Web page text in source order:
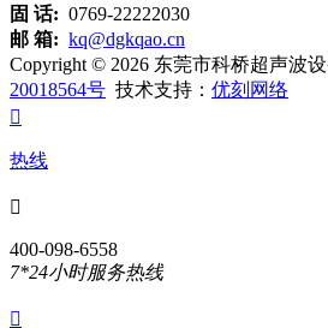
固 话: 0769-22222030
邮 箱: kq@dgkqao.cn
Copyright © 2026 东莞市科桥超声波
20018564号 技术支持： 优刻网络

热线

400-098-6558
7*24小时服务热线
